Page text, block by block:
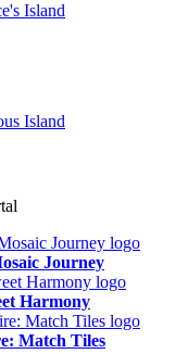
Island
Island
Journey
Harmony
Match Tiles